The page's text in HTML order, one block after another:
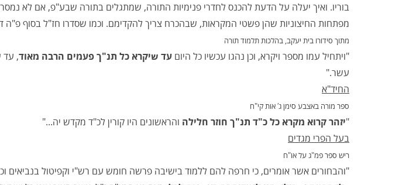
בוריו. ואיך יעלה על הדעת להכנס לחדרי פנימיות התורה, שמתגלים בתורה שבע"פ, אם לא
מפתחות החיצוניות שהן פשטי המקראות, שבהכרח צריך להקדימם. וכמו שסדרו חז"ל בסוף פ"ה
מתוך סידורו בית יעקב, בהלכות תלמוד תורה
"ויתחיל עמו מספר ויקרא, וכן נהגו עכשיו כל היום עד שיקרא כל תנ"ך פעמים הרבה מאוד, עד
עשר."
החיד"א
ספר מורה באצבע סימן ג′ אות קי"ח
"יזהר קרוא מקרא כל כ"ד תנ"ך חוזר חלילה והראשונים היו קורין לכ"ד מקדש יה..."
בעל הפרי מגדים
ריש ספר פמ"ג על או"ח
"והבחורים אשר אומרים, כי חרפה להם ללמוד בישיבה פרשה חומש עם רש"י וקפיטול בנביאים